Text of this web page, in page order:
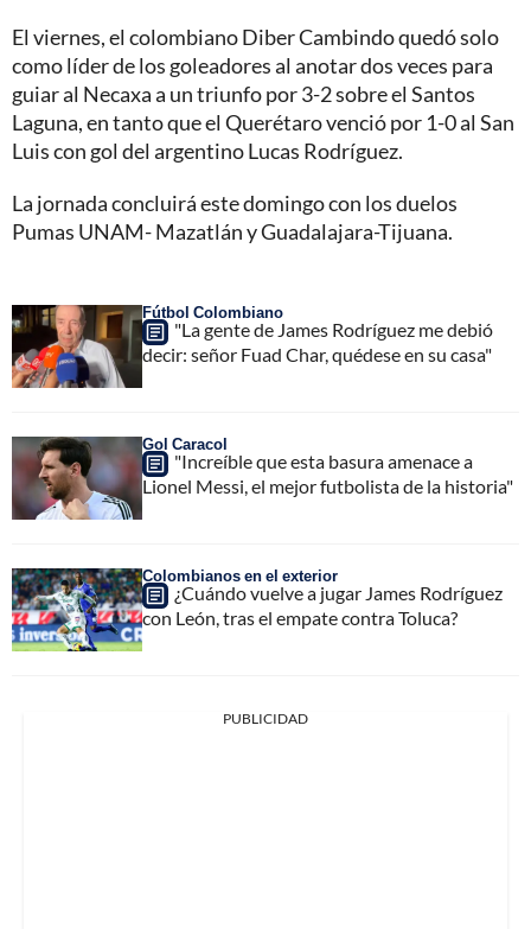
El viernes, el colombiano Diber Cambindo quedó solo
como líder de los goleadores al anotar dos veces para
guiar al Necaxa a un triunfo por 3-2 sobre el Santos
Laguna, en tanto que el Querétaro venció por 1-0 al San
Luis con gol del argentino Lucas Rodríguez.
La jornada concluirá este domingo con los duelos
Pumas UNAM- Mazatlán y Guadalajara-Tijuana.
Fútbol Colombiano
"La gente de James Rodríguez me debió
decir: señor Fuad Char, quédese en su casa"
Gol Caracol
"Increíble que esta basura amenace a
Lionel Messi, el mejor futbolista de la historia"
Colombianos en el exterior
¿Cuándo vuelve a jugar James Rodríguez
con León, tras el empate contra Toluca?
PUBLICIDAD